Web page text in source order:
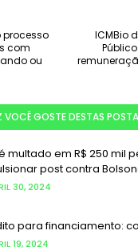
ICMBio
processo
com
ou
VOCÊ GOSTE DESTAS
multado em R$ 250 mil
post contra
30, 2024
para financiamento:
19, 2024